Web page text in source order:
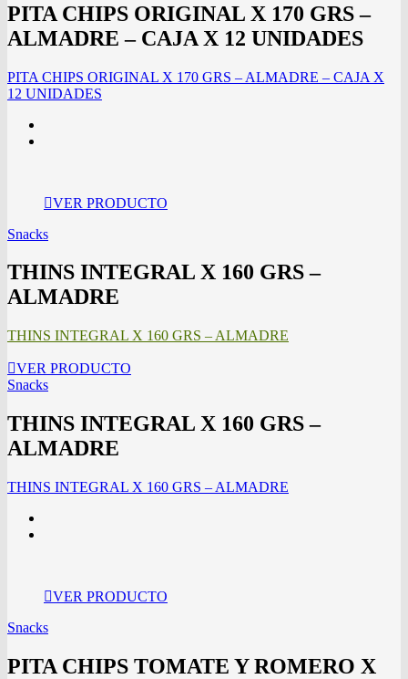
PITA CHIPS ORIGINAL X 170 GRS –
ALMADRE – CAJA X 12 UNIDADES
PITA CHIPS ORIGINAL X 170 GRS – ALMADRE – CAJA X
12 UNIDADES
VER PRODUCTO
Snacks
THINS INTEGRAL X 160 GRS –
ALMADRE
THINS INTEGRAL X 160 GRS – ALMADRE
VER PRODUCTO
Snacks
THINS INTEGRAL X 160 GRS –
ALMADRE
THINS INTEGRAL X 160 GRS – ALMADRE
VER PRODUCTO
Snacks
PITA CHIPS TOMATE Y ROMERO X